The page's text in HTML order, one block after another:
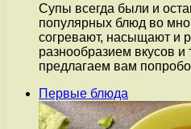
Супы всегда были и
популярных блюд во
согревают, насыщают и
разнообразием вкусов и
предлагаем вам
Первые блюда